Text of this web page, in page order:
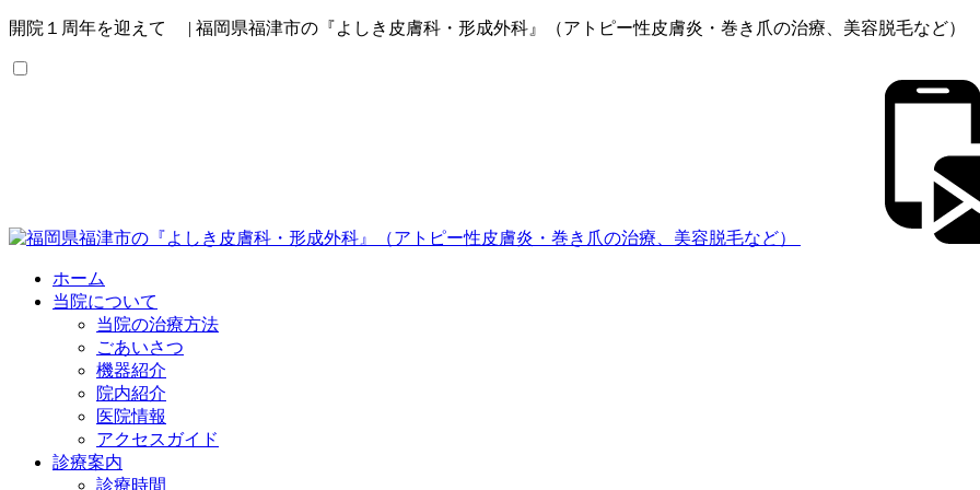
開院１周年を迎えて | 福岡県福津市の『よしき皮膚科・形成外科』（アトピー性皮膚炎・巻き爪の治療、美容脱毛など）
ホーム
当院について
当院の治療方法
ごあいさつ
機器紹介
院内紹介
医院情報
アクセスガイド
診療案内
診療時間